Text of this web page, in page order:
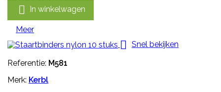
 In winkelwagen
Meer
 Snel bekijken
Referentie: M581
Merk: Kerbl